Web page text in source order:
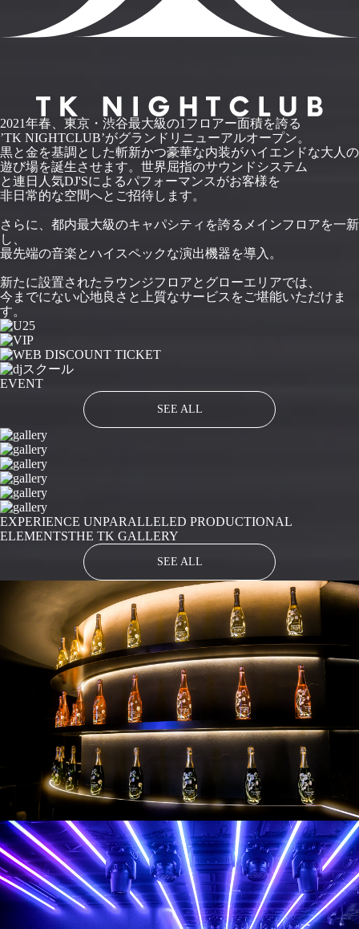
2021年春、東京・渋谷最大級の1フロアー面積を誇る
’TK NIGHTCLUB’がグランドリニューアルオープン。
黒と金を基調とした斬新かつ豪華な内装がハイエンドな大人の
遊び場を誕生させます。世界屈指のサウンドシステム
と連日人気DJ'Sによるパフォーマンスがお客様を
非日常的な空間へとご招待します。
さらに、都内最大級のキャパシティを誇るメインフロアを一新
し、
最先端の音楽とハイスペックな演出機器を導入。
新たに設置されたラウンジフロアとグローエリアでは、
今までにない心地良さと上質なサービスをご堪能いただけま
す。
EVENT
SEE ALL
EXPERIENCE UNPARALLELED PRODUCTIONAL
ELEMENTSTHE TK GALLERY
SEE ALL